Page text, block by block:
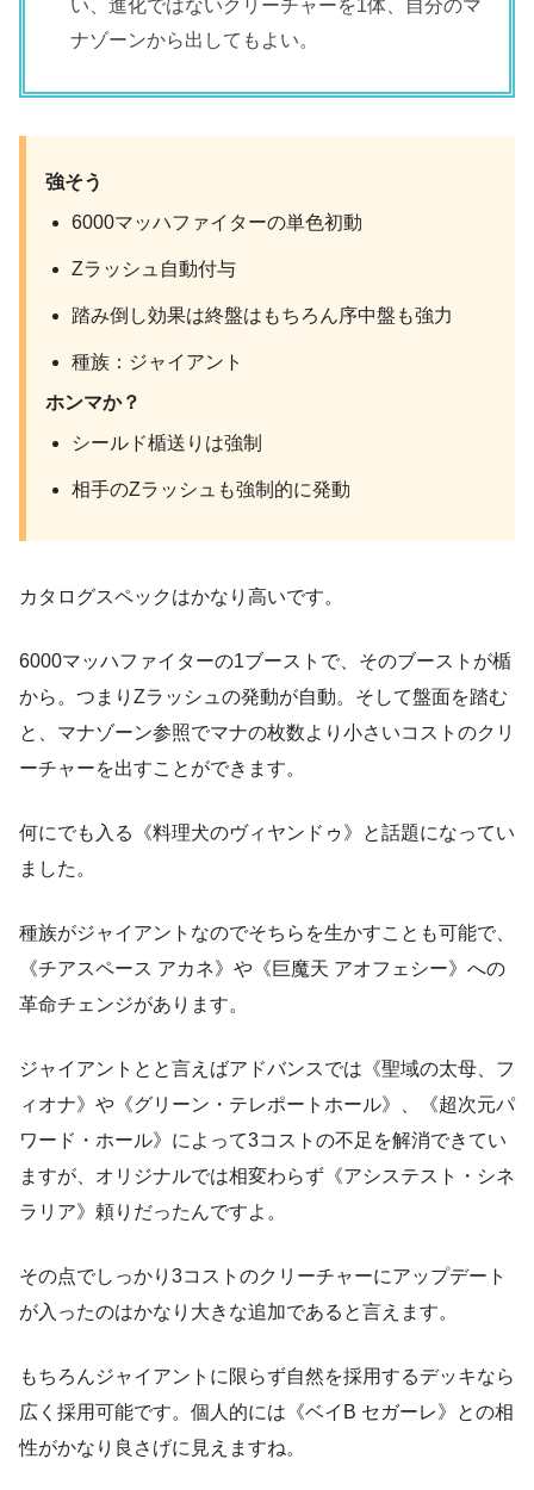
い、進化ではないクリーチャーを1体、自分のマ
ナゾーンから出してもよい。
強そう
6000マッハファイターの単色初動
Zラッシュ自動付与
踏み倒し効果は終盤はもちろん序中盤も強力
種族：ジャイアント
ホンマか？
シールド楯送りは強制
相手のZラッシュも強制的に発動
カタログスペックはかなり高いです。
6000マッハファイターの1ブーストで、そのブーストが楯
から。つまりZラッシュの発動が自動。そして盤面を踏む
と、マナゾーン参照でマナの枚数より小さいコストのクリ
ーチャーを出すことができます。
何にでも入る《料理犬のヴィヤンドゥ》と話題になってい
ました。
種族がジャイアントなのでそちらを生かすことも可能で、
《チアスペース アカネ》や《巨魔天 アオフェシー》への
革命チェンジがあります。
ジャイアントとと言えばアドバンスでは《聖域の太母、フ
ィオナ》や《グリーン・テレポートホール》、《超次元パ
ワード・ホール》によって3コストの不足を解消できてい
ますが、オリジナルでは相変わらず《アシステスト・シネ
ラリア》頼りだったんですよ。
その点でしっかり3コストのクリーチャーにアップデート
が入ったのはかなり大きな追加であると言えます。
もちろんジャイアントに限らず自然を採用するデッキなら
広く採用可能です。個人的には《ベイB セガーレ》との相
性がかなり良さげに見えますね。